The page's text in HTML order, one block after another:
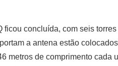
concluída, com seis
a antena estão
metros de comprimento cada